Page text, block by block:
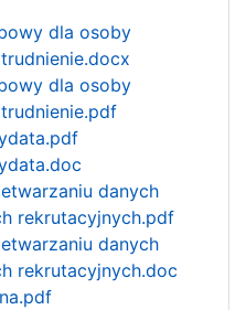
dla osoby
dla osoby
danych
rekrutacyjnych.pdf
danych
rekrutacyjnych.doc